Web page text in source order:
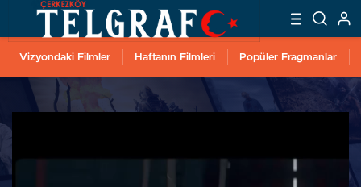
Vizyondaki Filmler Haftanın Filmleri Popüler Fragmanlar